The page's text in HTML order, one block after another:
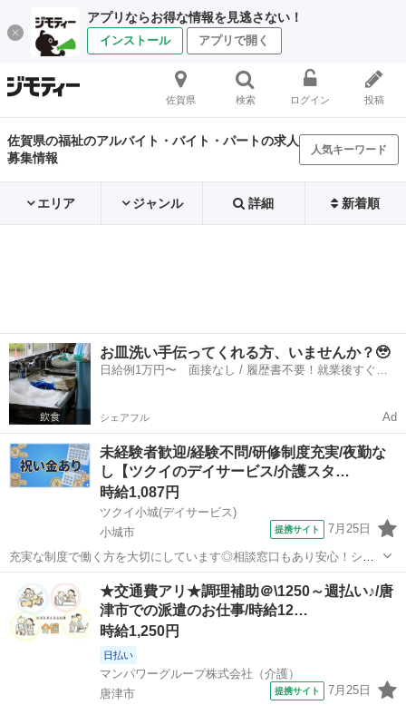
アプリならお得な情報を見逃さない！
インストール アプリで開く
佐賀県 検索 ログイン 投稿
佐賀県の福祉のアルバイト・バイト・パートの求人
募集情報
人気キーワード
エリア ジャンル 詳細 新着順
お皿洗い手伝ってくれる方、いませんか？🥹
日給例1万円〜 面接なし / 履歴書不要！就業後すぐに
シェアフル Ad
未経験者歓迎/経験不問/研修制度充実/夜勤な
し【ツクイのデイサービス/介護スタ…
時給1,087円
ツクイ小城(デイサービス)
小城市
提携サイト 7月25日
充実な制度で働く方を大切にしています◎相談窓口もあり安心！シフ
ト勤務で働きやすさ抜群の環境です。 ★☆ 働きやすいメリット多数
★☆ ＼＼サービス・職種の魅力／／ 「今私たちに求められていること
は何だろう」「どんな工夫を...
小城市 介護
★交通費アリ★調理補助＠\1250～週払い♪/唐
津市での派遣のお仕事/時給12…
時給1,250円
日払い
マンパワーグループ株式会社（介護）
唐津市
提携サイト 7月25日